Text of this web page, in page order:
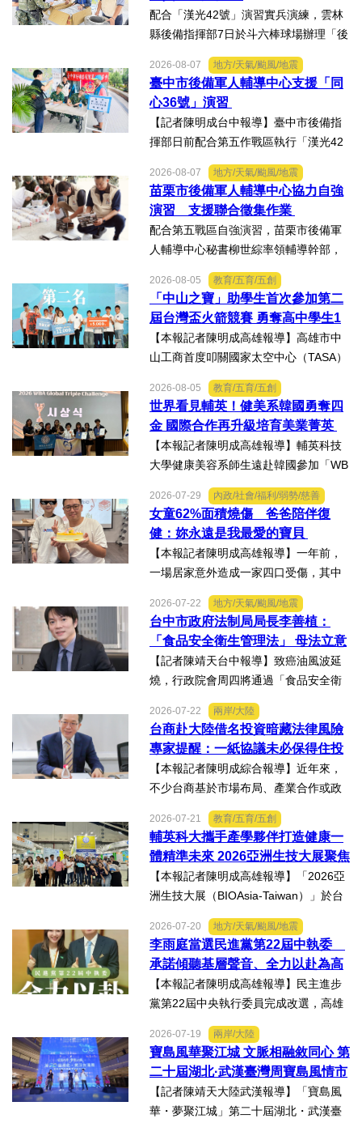
配合「漢光42號」演習實兵演練，雲林
縣後備指揮部7日於斗六棒球場辦理「後
備部隊車機及物資動員暨軍事運輸及物
資接收作業－自強演習」。【記者陳明
成台中報導】配合「漢光42號」演習實
兵演練，雲林縣後備指揮...
2026-08-07 地方/天氣/颱風/地震
臺中市後備軍人輔導中心支援「同
心36號」演習
【記者陳明成台中報導】臺中市後備指
揮部日前配合第五作戰區執行「漢光42
號演習」協力部隊，實施「同心36號」
教育召集作業，臺中市外埔區、清水
區、大安區等後備軍人輔導中心全力投
入支援任務，設置服務台協助...
2026-08-07 地方/天氣/颱風/地震
苗栗市後備軍人輔導中心協力自強
演習 支援聯合徵集作業
配合第五戰區自強演習，苗栗市後備軍
人輔導中心秘書柳世綜率領輔導幹部，
協力苗栗縣政府聯合徵集場開設及徵購
徵用作業演練。【記者陳明成台中報
導】為驗證全民防衛動員機制，苗栗市
後備軍人輔導中心配合第五...
2026-08-05 教育/五育/五創
「中山之寶」助學生首次參加第二
屆台灣盃火箭競賽 勇奪高中學生1
K組亞軍
【本報記者陳明成高雄報導】高雄市中
山工商首度叩關國家太空中心（TASA）
主辦的「2026第二屆台灣盃火箭競賽，
一路過關斬將，順利完成火箭發射，並
將全箭完整回收，勇奪高中學生1K組亞
軍，表現亮眼。陳國清...
2026-08-05 教育/五育/五創
世界看見輔英！健美系韓國勇奪四
金 國際合作再升級培育美業菁英
【本報記者陳明成高雄報導】輔英科技
大學健康美容系師生遠赴韓國參加「WB
AA第25屆世界美容藝術與設計國際大
賽」及「2026WBAGlobalTripleChallen
ge全球美學現場賽」，展現紮實專業實
力，師生聯手勇奪四金、...
2026-07-29 內政/社會/福利/弱勢/慈善
女童62%面積燒傷 爸爸陪伴復
健：妳永遠是我最愛的寶貝
【本報記者陳明成高雄報導】一年前，
一場居家意外造成一家四口受傷，其中
當時年僅四歲的女兒芸芸全身62%面積
燒傷，在加護病房搶救超過兩個月，並
歷經在陽光基金會近一年的漫長復復健
及陪伴下，芸芸將於八月重返...
2026-07-22 地方/天氣/颱風/地震
台中市政府法制局局長李善植：
「食品安全衛生管理法」 母法立意
良善但子法標準過於寬鬆、處罰欠
缺嚇阻力、第一線缺乏足夠的人力
【記者陳靖天台中報導】致癌油風波延
燒，行政院會周四將通過「食品安全衛
生管理法」修法。行政院長卓榮泰20日
說明十大修法重點，其中增訂地方主管
機關風險導向查核機制、強化業者異常
通報責任及加重通報不實處...
2026-07-22 兩岸/大陸
台商赴大陸借名投資暗藏法律風險
專家提醒：一紙協議未必保得住投
資權益
【本報記者陳明成綜合報導】近年來，
不少台商基於市場布局、產業合作或政
策因素，選擇透過隱名投資方式中國大
陸。然而，看似便利的投資模式，卻可
能隱藏股權歸屬、投資收益、經營控制
權及法律責任等風險，一旦...
2026-07-21 教育/五育/五創
輔英科大攜手產學夥伴打造健康一
體精準未來 2026亞洲生技大展聚焦
精準健康創新實力
【本報記者陳明成高雄報導】「2026亞
洲生技大展（BIOAsia-Taiwan）」於台
北南港展覽館盛大登場，輔英科技大學
研發長葉耀宗率團隊以「健康一體．精
準未來」為主題參展，展現產學合作夥
伴展示精準健康、生物科...
2026-07-20 地方/天氣/颱風/地震
李雨庭當選民進黨第22屆中執委
承諾傾聽基層聲音、全力以赴為高
雄與台灣努力
【本報記者陳明成高雄報導】民主進步
黨第22屆中央執行委員完成改選，高雄
市議員李雨庭順利當選中執委。李雨庭
表示，能夠獲得黨內同志的肯定與支
持，深感榮幸，也肩負更重大的責任，
未來將秉持初心，做好黨與地...
2026-07-19 兩岸/大陸
寶島風華聚江城 文脈相融敘同心 第
二十屆湖北·武漢臺灣周寶島風情市
集暨文化交流之夜在漢溫情上演
【記者陳靖天大陸武漢報導】「寶島風
華・夢聚江城」第二十屆湖北・武漢臺